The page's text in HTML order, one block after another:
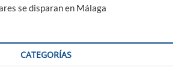
se disparan en Málaga
CATEGORÍAS